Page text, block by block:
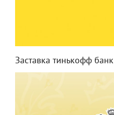
Заставка тинькофф банк